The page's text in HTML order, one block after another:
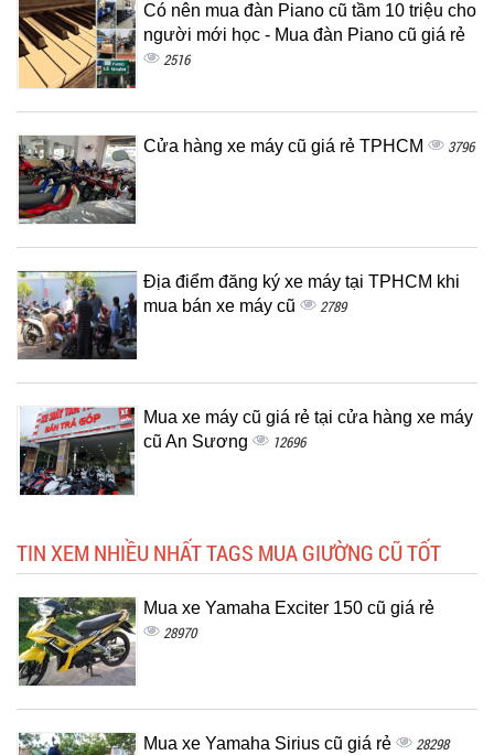
Có nên mua đàn Piano cũ tầm 10 triệu cho
người mới học - Mua đàn Piano cũ giá rẻ
2516
Cửa hàng xe máy cũ giá rẻ TPHCM 3796
Địa điểm đăng ký xe máy tại TPHCM khi
mua bán xe máy cũ
2789
Mua xe máy cũ giá rẻ tại cửa hàng xe máy
cũ An Sương
12696
TIN XEM NHIỀU NHẤT TAGS MUA GIƯỜNG CŨ TỐT
Mua xe Yamaha Exciter 150 cũ giá rẻ
28970
Mua xe Yamaha Sirius cũ giá rẻ 28298